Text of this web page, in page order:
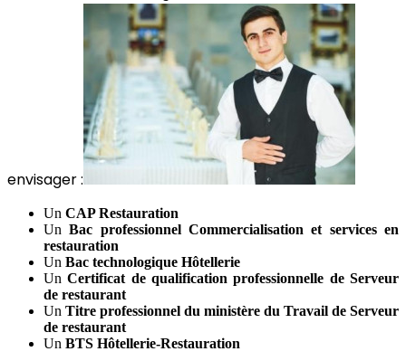
envisager :
Un CAP Restauration
Un Bac professionnel Commercialisation et services en
restauration
Un Bac technologique Hôtellerie
UnCertificat de qualification professionnelle de Serveur
de restaurant
Un Titre professionnel du ministère du Travail de Serveur
de restaurant
Un BTS Hôtellerie-Restauration